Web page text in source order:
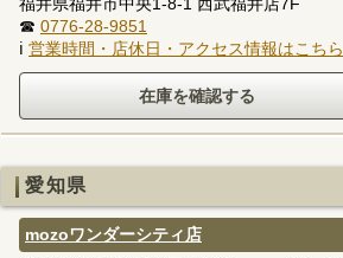
福井県福井市中央1-8-1 西武福井店7F
☎ 0776-28-9851
ℹ 営業時間・店休日・アクセス情報はこちら
愛知県
mozoワンダーシティ店